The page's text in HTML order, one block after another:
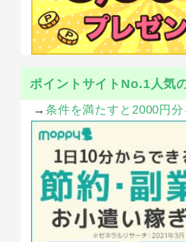
ポイントサイトNo.1人気
→ 条件を満たすと2000円